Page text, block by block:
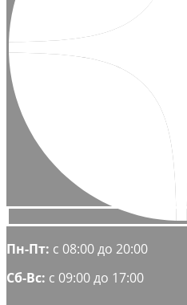
Пн-Пт: с 08:00 до 20:00
Сб-Вс: с 09:00 до 17:00